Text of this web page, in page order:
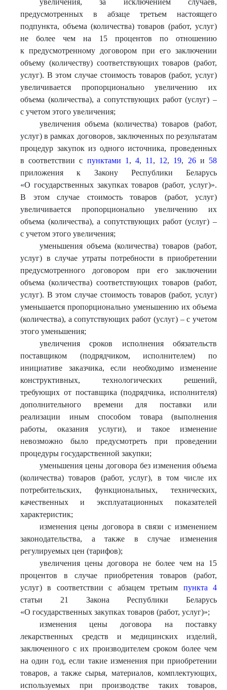
увеличения, за исключением случаев,
предусмотренных в абзаце третьем настоящего
подпункта, объема (количества) товаров (работ, услуг)
не более чем на 15 процентов по отношению
к предусмотренному договором при его заключении
объему (количеству) соответствующих товаров (работ,
услуг). В этом случае стоимость товаров (работ, услуг)
увеличивается пропорционально увеличению их
объема (количества), а сопутствующих работ (услуг) –
с учетом этого увеличения;
увеличения объема (количества) товаров (работ,
услуг) в рамках договоров, заключенных по результатам
процедур закупок из одного источника, проведенных
в соответствии с пунктами 1 , 4, 11 , 12, 19, 26и 58
приложения к Закону Республики Беларусь
«О государственных закупках товаров (работ, услуг)».
В этом случае стоимость товаров (работ, услуг)
увеличивается пропорционально увеличению их
объема (количества), а сопутствующих работ (услуг) –
с учетом этого увеличения;
уменьшения объема (количества) товаров (работ,
услуг) в случае утраты потребности в приобретении
предусмотренного договором при его заключении
объема (количества) соответствующих товаров (работ,
услуг). В этом случае стоимость товаров (работ, услуг)
уменьшается пропорционально уменьшению их объема
(количества), а сопутствующих работ (услуг) – с учетом
этого уменьшения;
увеличения сроков исполнения обязательств
поставщиком (подрядчиком, исполнителем) по
инициативе заказчика, если необходимо изменение
конструктивных, технологических решений,
требующих от поставщика (подрядчика, исполнителя)
дополнительного времени для поставки или
реализации иным способом товара (выполнения
работы, оказания услуги), и такое изменение
невозможно было предусмотреть при проведении
процедуры государственной закупки;
уменьшения цены договора без изменения объема
(количества) товаров (работ, услуг), в том числе их
потребительских, функциональных, технических,
качественных и эксплуатационных показателей
характеристик;
изменения цены договора в связи с изменением
законодательства, а также в случае изменения
регулируемых цен (тарифов);
увеличения цены договора не более чем на 15
процентов в случае приобретения товаров (работ,
услуг) в соответствии с абзацем третьим пункта 4
статьи 21 Закона Республики Беларусь
«О государственных закупках товаров (работ, услуг)»;
изменения цены договора на поставку
лекарственных средств и медицинских изделий,
заключенного с их производителем сроком более чем
на один год, если такие изменения при приобретении
товаров, а также сырья, материалов, комплектующих,
используемых при производстве таких товаров,